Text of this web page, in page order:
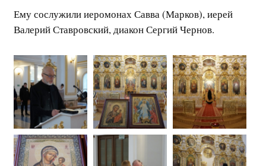
Ему сослужили иеромонах Савва (Марков), иерей
Валерий Ставровский, диакон Сергий Чернов.